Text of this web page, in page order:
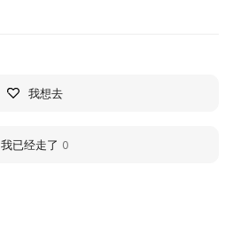
我想去
我已经走了 0